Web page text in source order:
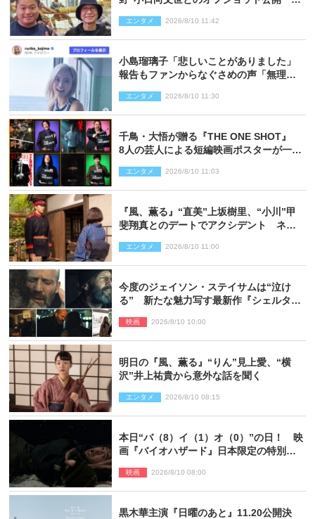
エンタメ 2026/8/10 11:42
小島瑠璃子「悲しいことがありました」
報告もファンからなぐさめの声「無理し
エンタメ 2026/8/10 11:30
千鳥・大悟が贈る『THE ONE SHOT』
8人の芸人による短編映画ポスターが一挙
エンタメ 2026/8/10 11:03
『風、薫る』“直美”上坂樹里、“小川”甲
斐翔真とのデートでアクシデント ネッ
エンタメ 2026/8/10 11:00
今度のジェイソン・ステイサムは“泣け
る” 新たな魅力写す最新作『シェルタ
映画 2026/8/10 10:00
明日の『風、薫る』“りん”見上愛、“横
沢”井上祐貴から意外な話を聞く
エンタメ 2026/8/10 08:15
本日“バ（8）イ（1）オ（0）”の日！ 映
画『バイオハザード』日本限定の特別予
映画 2026/8/10 08:00
黒木華主演『日曜のあと』11.20公開決